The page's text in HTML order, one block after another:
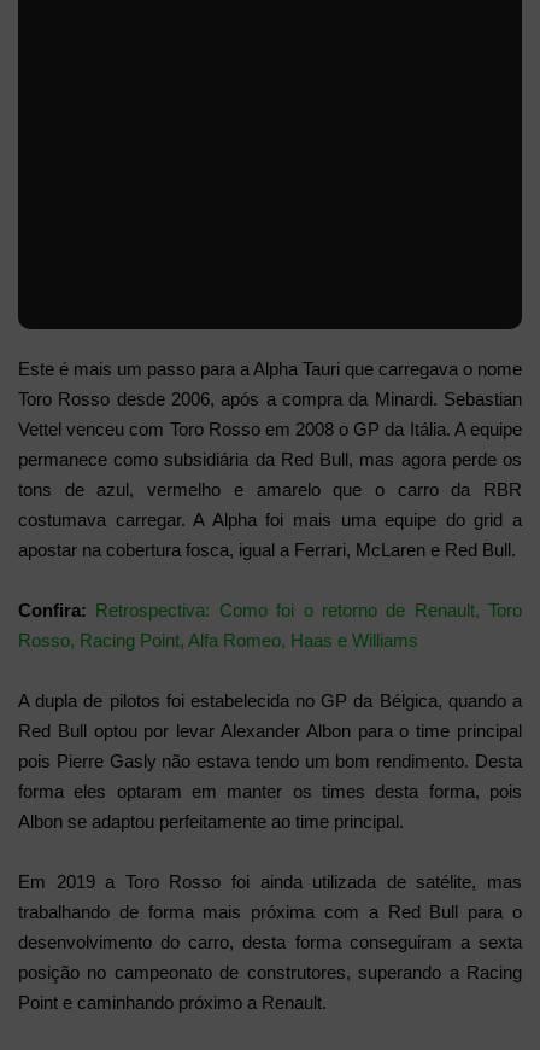
Este é mais um passo para a Alpha Tauri que carregava o nome
Toro Rosso desde 2006, após a compra da Minardi. Sebastian
Vettel venceu com Toro Rosso em 2008 o GP da Itália. A equipe
permanece como subsidiária da Red Bull, mas agora perde os
tons de azul, vermelho e amarelo que o carro da RBR
costumava carregar. A Alpha foi mais uma equipe do grid a
apostar na cobertura fosca, igual a Ferrari, McLaren e Red Bull.
Confira: Retrospectiva: Como foi o retorno de Renault, Toro
Rosso, Racing Point, Alfa Romeo, Haas e Williams
A dupla de pilotos foi estabelecida no GP da Bélgica, quando a
Red Bull optou por levar Alexander Albon para o time principal
pois Pierre Gasly não estava tendo um bom rendimento. Desta
forma eles optaram em manter os times desta forma, pois
Albon se adaptou perfeitamente ao time principal.
Em 2019 a Toro Rosso foi ainda utilizada de satélite, mas
trabalhando de forma mais próxima com a Red Bull para o
desenvolvimento do carro, desta forma conseguiram a sexta
posição no campeonato de construtores, superando a Racing
Point e caminhando próximo a Renault.